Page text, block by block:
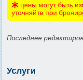
цены могут быть
уточняйте при
Последнее
Услуги